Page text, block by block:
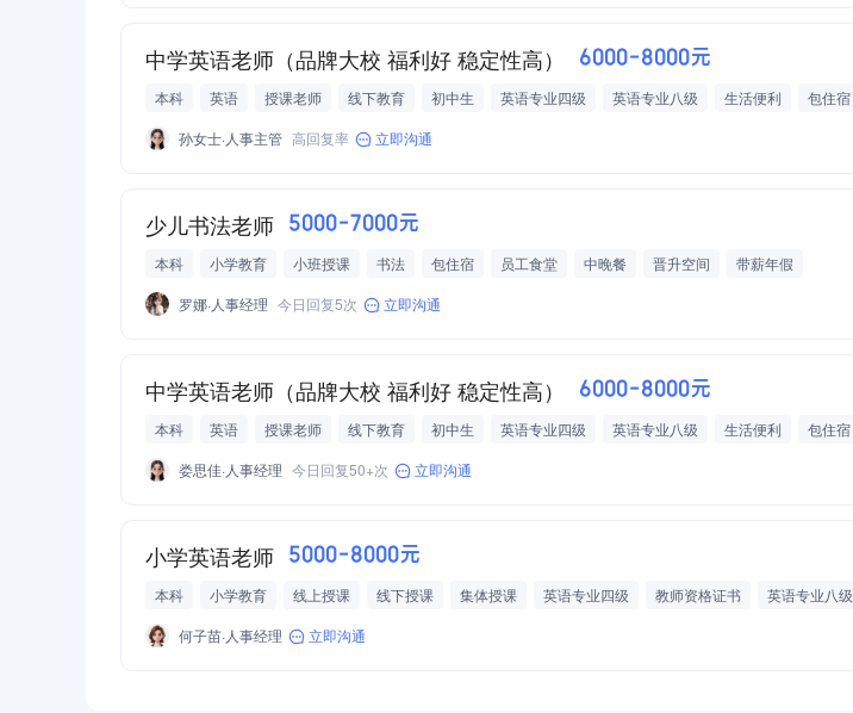
中学英语老师（品牌大校 福利好 稳定性高） 6000-8000元
本科 英语 授课老师 线下教育 初中生 英语专业四级 英语专业八级 生活便利
包住宿
员工食堂
团队气氛活泼
孙女士·人事主管 高回复率 立即沟通
少儿书法老师 5000-7000元
本科 小学教育 小班授课 书法 包住宿 员工食堂 中晚餐 晋升空间
带薪年假
罗娜·人事经理 今日回复5次 立即沟通
中学英语老师（品牌大校 福利好 稳定性高） 6000-8000元
本科 英语 授课老师 线下教育 初中生 英语专业四级 英语专业八级 生活便利
包住宿
员工食堂
团队气氛活泼
娄思佳·人事经理 今日回复50+次 立即沟通
小学英语老师 5000-8000元
本科 小学教育 线上授课 线下授课 集体授课 英语专业四级 教师资格证书
英语专业八级
生活便利
多次晋升机会
团队气氛活泼
何子苗·人事经理 立即沟通